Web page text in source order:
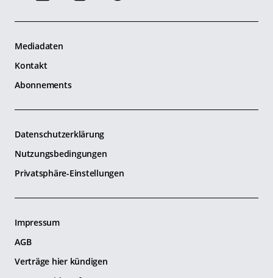
Mediadaten
Kontakt
Abonnements
Datenschutzerklärung
Nutzungsbedingungen
Privatsphäre-Einstellungen
Impressum
AGB
Verträge hier kündigen